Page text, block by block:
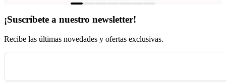
¡Suscríbete a nuestro newsletter!
Recibe las últimas novedades y ofertas exclusivas.